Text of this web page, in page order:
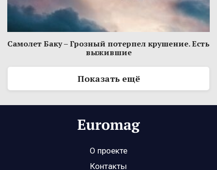
Самолет Баку – Грозный потерпел крушение. Есть
выжившие
Показать ещё
О проекте
Контакты